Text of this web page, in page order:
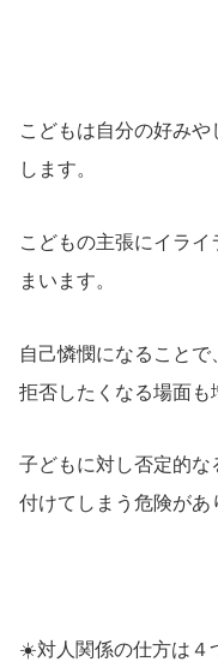
こどもは自分の好み
します。
こどもの主張にイラ
まいます。
自己憐憫になること
拒否したくなる場面も
子どもに対し否定的な
付けてしまう危険があ
☀️対人関係の仕方は４